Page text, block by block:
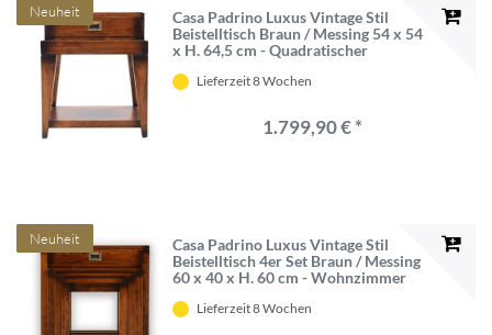
Neuheit
Casa Padrino Luxus Vintage Stil
Beistelltisch Braun / Messing 54 x 54
x H. 64,5 cm - Quadratischer
Wohnzimmer Möbel - Schlafzimmer
Lieferzeit 8 Wochen
1.799,90 € *
Neuheit
Casa Padrino Luxus Vintage Stil
Beistelltisch 4er Set Braun / Messing
60 x 40 x H. 60 cm - Wohnzimmer
Vintage Stil Möbel
Lieferzeit 8 Wochen